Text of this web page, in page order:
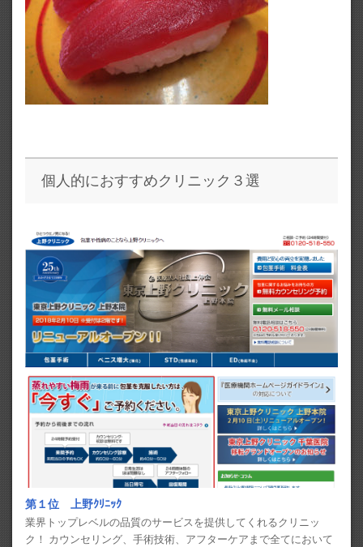
個人的におすすめクリニック３選
第１位 上野ｸﾘﾆｯｸ
業界トップレベルの品質のサービスを提供してくれるクリニッ
ク！ カウンセリング、手術技術、アフターケアまで全てにおいて